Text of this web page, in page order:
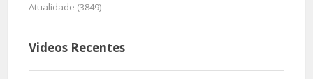
Atualidade (3849)
Videos Recentes